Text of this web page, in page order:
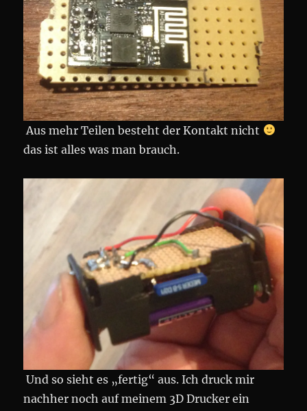
Aus mehr Teilen besteht der Kontakt nicht
das ist alles was man brauch.
Und so sieht es „fertig“ aus. Ich druck mir
nachher noch auf meinem 3D Drucker ein